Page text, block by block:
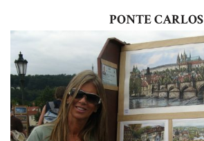
PONTE CARLOS